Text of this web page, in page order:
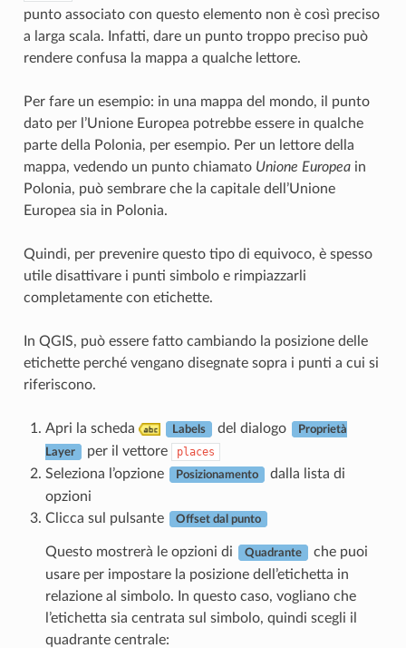
punto associato con questo elemento non è così preciso
a larga scala. Infatti, dare un punto troppo preciso può
rendere confusa la mappa a qualche lettore.
Per fare un esempio: in una mappa del mondo, il punto
dato per l’Unione Europea potrebbe essere in qualche
parte della Polonia, per esempio. Per un lettore della
mappa, vedendo un punto chiamato Unione Europeain
Polonia, può sembrare che la capitale dell’Unione
Europea sia in Polonia.
Quindi, per prevenire questo tipo di equivoco, è spesso
utile disattivare i punti simbolo e rimpiazzarli
completamente con etichette.
In QGIS, può essere fatto cambiando la posizione delle
etichette perché vengano disegnate sopra i punti a cui si
riferiscono.
Apri la scheda Labels del dialogo Proprietà
Layer per il vettore places
Seleziona l’opzione Posizionamento
dalla lista di
opzioni
Clicca sul pulsante
Offset dal punto
Questo mostrerà le opzioni di Quadrante
che puoi
usare per impostare la posizione dell’etichetta in
relazione al simbolo. In questo caso, vogliano che
l’etichetta sia centrata sul simbolo, quindi scegli il
quadrante centrale: